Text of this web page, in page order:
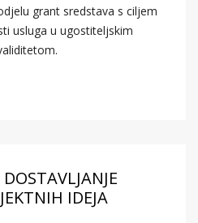
grant sredstava s ciljem
usluga u ugostiteljskim
IDEJA